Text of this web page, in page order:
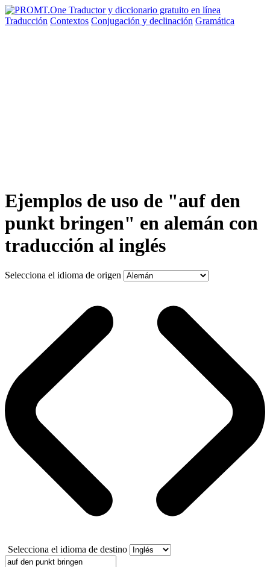
Traducción Contextos Conjugación y declinación Gramática
Ejemplos de uso de "auf den
punkt bringen" en alemán con
traducción al inglés
Selecciona el idioma de origen
Selecciona el idioma de destino